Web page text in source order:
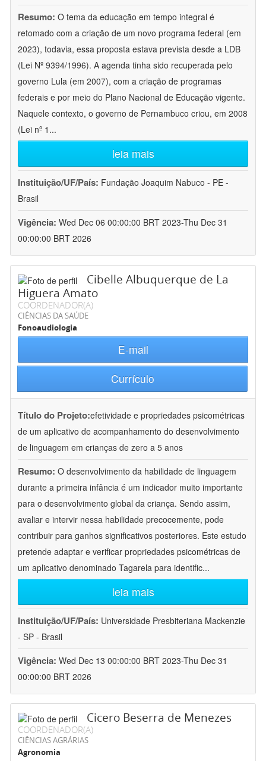
Resumo: O tema da educação em tempo integral é
retomado com a criação de um novo programa federal (em
2023), todavia, essa proposta estava prevista desde a LDB
(Lei Nº 9394/1996). A agenda tinha sido recuperada pelo
governo Lula (em 2007), com a criação de programas
federais e por meio do Plano Nacional de Educação vigente.
Naquele contexto, o governo de Pernambuco criou, em 2008
(Lei nº 1 ...
leia mais
Instituição/UF/País: Fundação Joaquim Nabuco - PE -
Brasil
Vigência: Wed Dec 06 00:00:00 BRT 2023-Thu Dec 31
00:00:00 BRT 2026
Cibelle Albuquerque de La
Higuera Amato
COORDENADOR(A)
CIÊNCIAS DA SAÚDE
Fonoaudiologia
E-mail
Currículo
Título do Projeto:efetividade e propriedades psicométricas
de um aplicativo de acompanhamento do desenvolvimento
de linguagem em crianças de zero a 5 anos
Resumo: O desenvolvimento da habilidade de linguagem
durante a primeira infância é um indicador muito importante
para o desenvolvimento global da criança. Sendo assim,
avaliar e intervir nessa habilidade precocemente, pode
contribuir para ganhos significativos posteriores. Este estudo
pretende adaptar e verificar propriedades psicométricas de
um aplicativo denominado Tagarela para identific...
leia mais
Instituição/UF/País: Universidade Presbiteriana Mackenzie
- SP - Brasil
Vigência: Wed Dec 13 00:00:00 BRT 2023-Thu Dec 31
00:00:00 BRT 2026
Cicero Beserra de Menezes
COORDENADOR(A)
CIÊNCIAS AGRÁRIAS
Agronomia